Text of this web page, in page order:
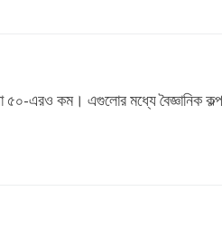
৫০-এরও কম। এগুলোর মধ্যে বৈজ্ঞানিক